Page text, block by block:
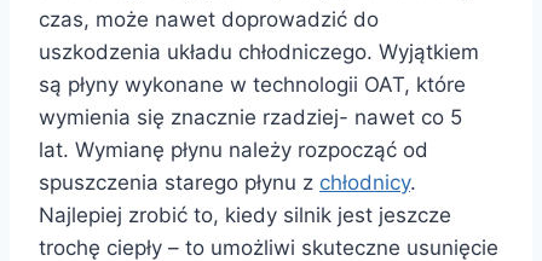
czas, może nawet doprowadzić do
uszkodzenia układu chłodniczego. Wyjątkiem
są płyny wykonane w technologii OAT, które
wymienia się znacznie rzadziej- nawet co 5
lat. Wymianę płynu należy rozpocząć od
spuszczenia starego płynu z chłodnicy.
Najlepiej zrobić to, kiedy silnik jest jeszcze
trochę ciepły – to umożliwi skuteczne usunięcie